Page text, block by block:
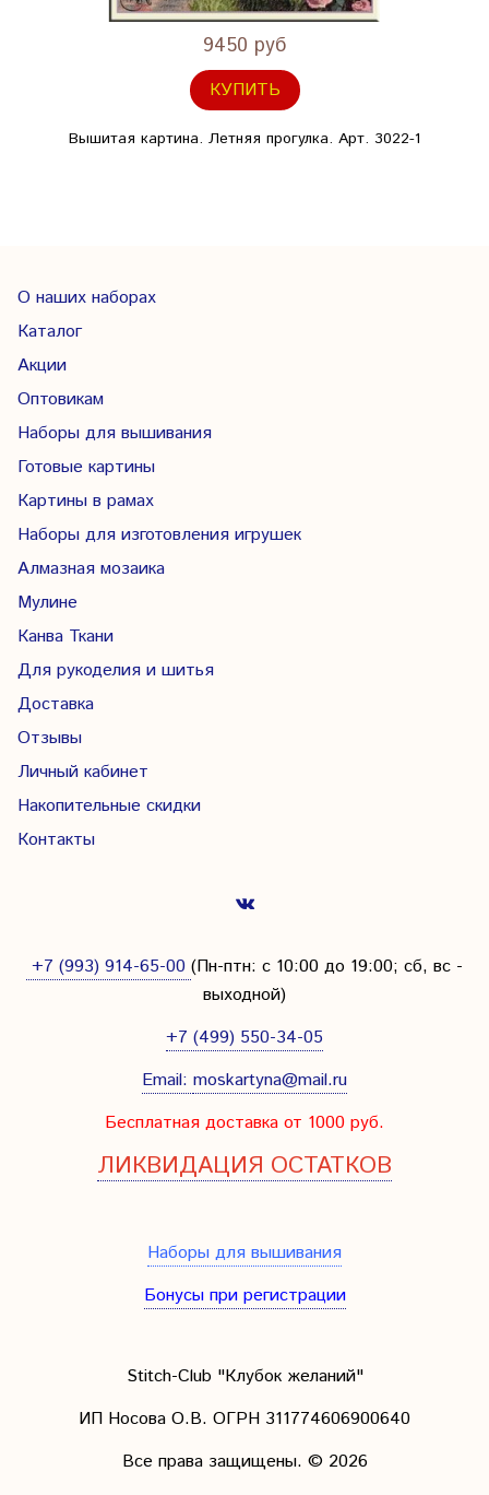
9450 руб
КУПИТЬ
Вышитая картина. Летняя прогулка. Арт. 3022-1
О наших наборах
Каталог
Акции
Оптовикам
Наборы для вышивания
Готовые картины
Картины в рамах
Наборы для изготовления игрушек
Алмазная мозаика
Мулине
Канва Ткани
Для рукоделия и шитья
Доставка
Отзывы
Личный кабинет
Накопительные скидки
Контакты
+7 (993) 914-65-00 (Пн-птн: с 10:00 до 19:00; сб, вс -
выходной)
+7 (499) 550-34-05
Email: moskartyna@mail.ru
Бесплатная доставка от 1000 руб.
ЛИКВИДАЦИЯ ОСТАТКОВ
Наборы для вышивания
Бонусы при регистрации
Stitch-Club "Клубок желаний"
ИП Носова О.В. ОГРН 311774606900640
Все права защищены. © 2026